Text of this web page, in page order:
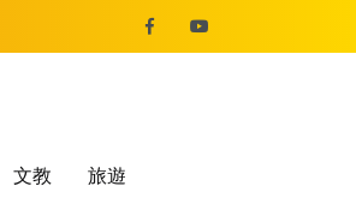
文教 旅遊